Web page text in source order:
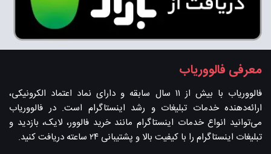
معرفی فالووریاب
فالووریاب با بیش از ۱۱ سال سابقه و دارای نماد اعتماد الکرونیکی،
ارائه‌دهنده خدمات تبلیغات و رشد اینستاگرام است. در فالووریاب
می‌توانید انواع خدمات اینستاگرام مانند خرید فالوور، لایک، بازدید و
تبلیغات اینستاگرام را با کیفیت بالا و پشتیبانی ۲۴ ساعته دریافت کنید.